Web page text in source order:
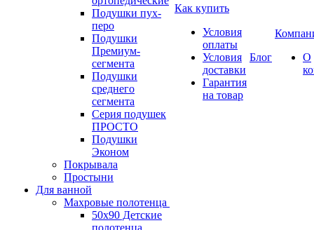
Подушки пух-
перо
Подушки
Премиум-
сегмента
Подушки
среднего
сегмента
Серия подушек
ПРОСТО
Подушки
Эконом
Покрывала
Простыни
Для ванной
Махровые полотенца
50х90 Детские
полотенца
Как купить
Условия
оплаты
Условия
доставки
Гарантия
на товар
Блог
О